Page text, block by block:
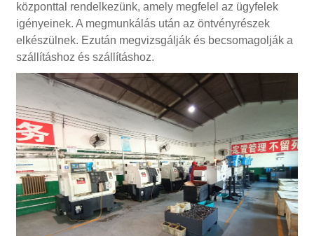
központtal rendelkezünk, amely megfelel az ügyfelek
igényeinek. A megmunkálás után az öntvényrészek
elkészülnek. Ezután megvizsgálják és becsomagolják a
szállításhoz és szállításhoz.